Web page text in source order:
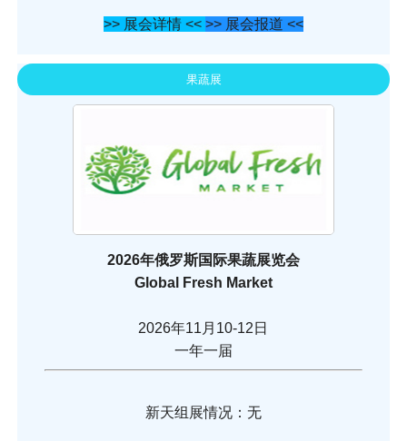
>> 展会详情 << >> 展会报道 <<
果蔬展
2026年俄罗斯国际果蔬展览会
Global Fresh Market
2026年11月10-12日
一年一届
新天组展情况：无